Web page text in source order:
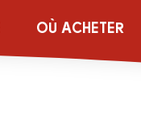
OÙ ACHETER